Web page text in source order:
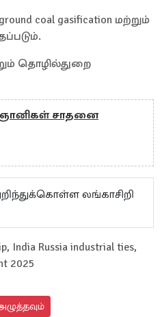
coal gasification மற்றும்
தொழில்துறை
சாதனை
லங்காசிறி
India Russia industrial ties,
2025